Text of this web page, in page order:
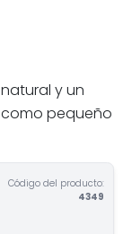
y un
pequeño
Código del producto:
4349